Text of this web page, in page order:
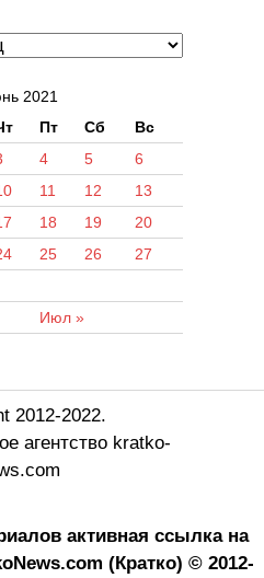
2021
Пт Сб Вс
Июл »
4 5
6
11 12
13
18 19
20
25 26
27
2012-2022.
агентство kratko-
активная ссылка на
(Кратко) © 2012-